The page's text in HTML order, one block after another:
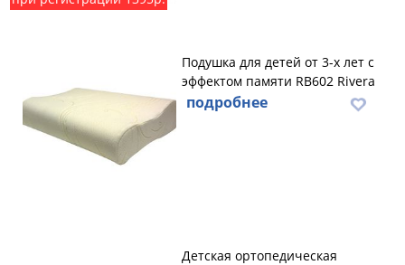
Подушка для детей от 3-х лет с
эффектом памяти RB602 Rivera
подробнее
Детская ортопедическая